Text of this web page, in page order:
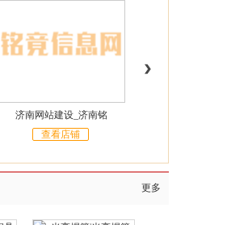
济南网站建设_济南铭
查看店铺
更多